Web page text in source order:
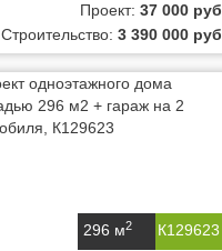
Проект: 37 000 руб
Строительство: 3 390 000 руб
К129623
296 м2